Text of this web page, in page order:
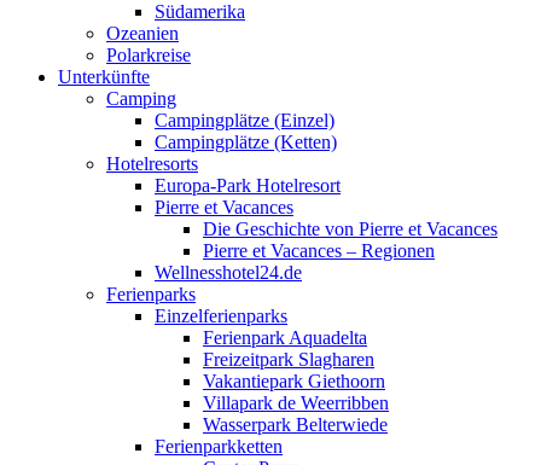
Südamerika
Ozeanien
Polarkreise
Unterkünfte
Camping
Campingplätze (Einzel)
Campingplätze (Ketten)
Hotelresorts
Europa-Park Hotelresort
Pierre et Vacances
Die Geschichte von Pierre et Vacances
Pierre et Vacances – Regionen
Wellnesshotel24.de
Ferienparks
Einzelferienparks
Ferienpark Aquadelta
Freizeitpark Slagharen
Vakantiepark Giethoorn
Villapark de Weerribben
Wasserpark Belterwiede
Ferienparkketten